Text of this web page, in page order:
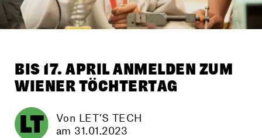
BIS 17. APRIL ANMELDEN ZUM
WIENER TÖCHTERTAG
Von LET’S TECH
am 31.01.2023